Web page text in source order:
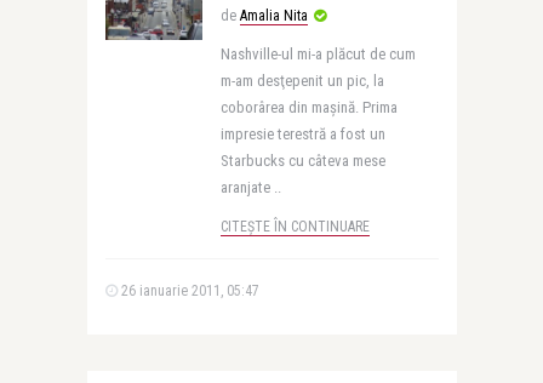
de Amalia Nita
Nashville-ul mi-a plăcut de cum
m-am desţepenit un pic, la
coborârea din maşină. Prima
impresie terestră a fost un
Starbucks cu câteva mese
aranjate ..
CITEȘTE ÎN CONTINUARE
26 ianuarie 2011, 05:47